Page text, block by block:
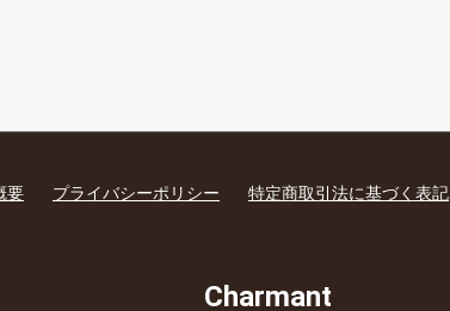
要 プライバシーポリシー 特定商取引法に基づく表記
Charmant